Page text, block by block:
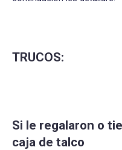
TRUCOS:
Si le regalaron o
caja de talco